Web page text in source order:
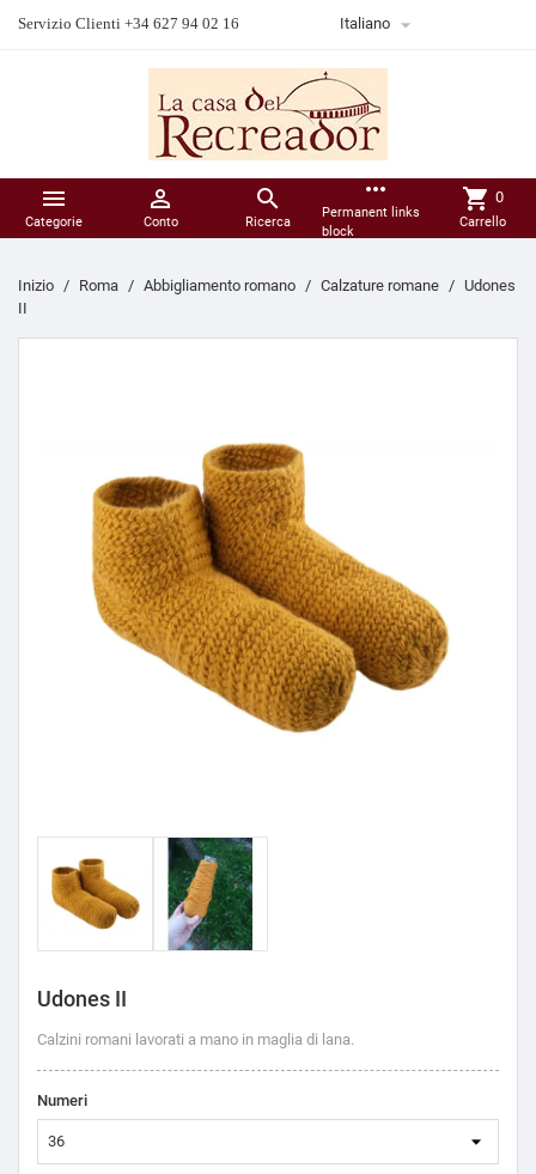
Servizio Clienti +34 627 94 02 16 Italiano 

Categorie

Conto

Ricerca
more_horiz
Permanent links
block
shopping_cart 0
Carrello
Inizio Roma Abbigliamento romano Calzature romane
Udones
II
Udones II
Calzini romani lavorati a mano in maglia di lana.
Numeri